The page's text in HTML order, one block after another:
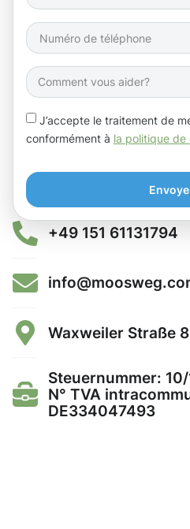
J’accepte le traitement de
conformément à la politique
+49 151 61131794
Waxweiler Straße
Steuernummer:
N° TVA
DE334047493